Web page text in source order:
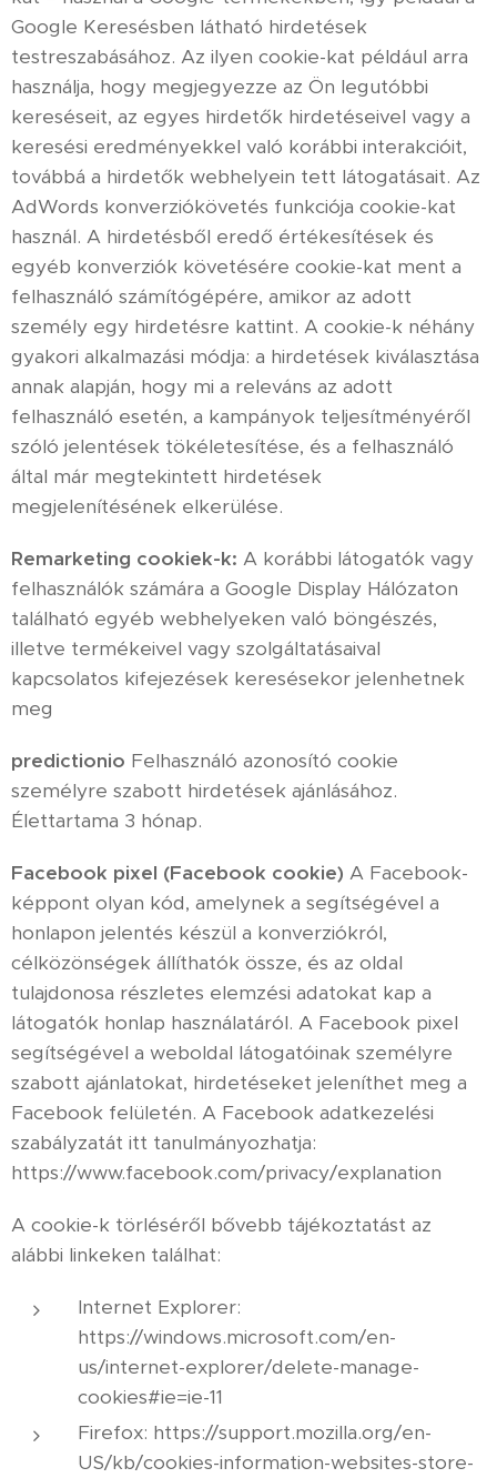
Google Keresésben látható hirdetések
testreszabásához. Az ilyen cookie-kat például arra
használja, hogy megjegyezze az Ön legutóbbi
kereséseit, az egyes hirdetők hirdetéseivel vagy a
keresési eredményekkel való korábbi interakcióit,
továbbá a hirdetők webhelyein tett látogatásait. Az
AdWords konverziókövetés funkciója cookie-kat
használ. A hirdetésből eredő értékesítések és
egyéb konverziók követésére cookie-kat ment a
felhasználó számítógépére, amikor az adott
személy egy hirdetésre kattint. A cookie-k néhány
gyakori alkalmazási módja: a hirdetések kiválasztása
annak alapján, hogy mi a releváns az adott
felhasználó esetén, a kampányok teljesítményéről
szóló jelentések tökéletesítése, és a felhasználó
által már megtekintett hirdetések
megjelenítésének elkerülése.
Remarketing cookiek-k: A korábbi látogatók vagy
felhasználók számára a Google Display Hálózaton
található egyéb webhelyeken való böngészés,
illetve termékeivel vagy szolgáltatásaival
kapcsolatos kifejezések keresésekor jelenhetnek
meg
predictionio Felhasználó azonosító cookie
személyre szabott hirdetések ajánlásához.
Élettartama 3 hónap.
Facebook pixel (Facebook cookie) A Facebook-
képpont olyan kód, amelynek a segítségével a
honlapon jelentés készül a konverziókról,
célközönségek állíthatók össze, és az oldal
tulajdonosa részletes elemzési adatokat kap a
látogatók honlap használatáról. A Facebook pixel
segítségével a weboldal látogatóinak személyre
szabott ajánlatokat, hirdetéseket jeleníthet meg a
Facebook felületén. A Facebook adatkezelési
szabályzatát itt tanulmányozhatja:
https://www.facebook.com/privacy/explanation
A cookie-k törléséről bővebb tájékoztatást az
alábbi linkeken találhat:
Internet Explorer:
https://windows.microsoft.com/en-
us/internet-explorer/delete-manage-
cookies#ie=ie-11
Firefox: https://support.mozilla.org/en-
US/kb/cookies-information-websites-store-